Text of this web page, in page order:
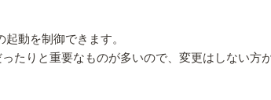
動を制御できます。
たりと重要なものが多いので、変更はしない方